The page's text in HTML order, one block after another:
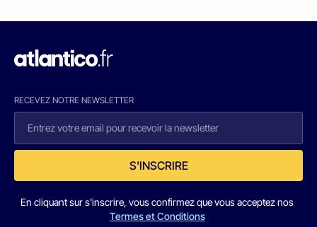
RECEVEZ NOTRE NEWSLETTER
S'INSCRIRE
En cliquant sur s'inscrire, vous confirmez que vous acceptez nos
Termes et Conditions